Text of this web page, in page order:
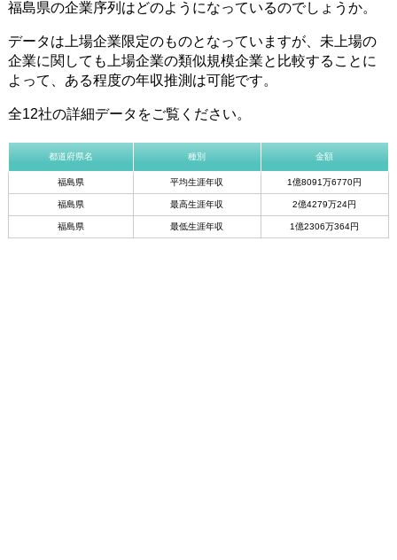
福島県の企業序列はどのようになっているのでしょうか。
データは上場企業限定のものとなっていますが、未上場の
企業に関しても上場企業の類似規模企業と比較することに
よって、ある程度の年収推測は可能です。
全12社の詳細データをご覧ください。
都道府県名 種別 金額
福島県 平均生涯年収 1億8091万6770円
福島県 最高生涯年収 2億4279万24円
福島県 最低生涯年収 1億2306万364円